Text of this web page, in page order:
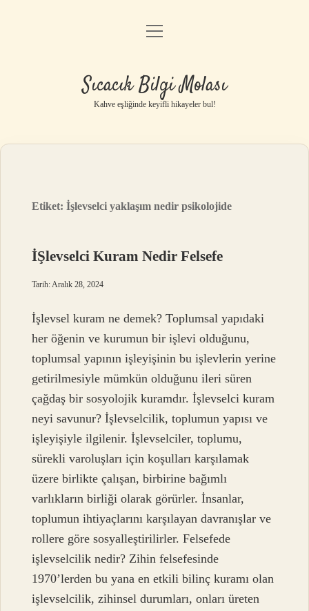
Anasayfa
Yasal Uyarı
menüyü
Sıcacık Bilgi Molası
Kahve eşliğinde keyifli hikayeler bul!
Etiket:İşlevselci yaklaşım nedir psikolojide
İŞlevselci Kuram Nedir Felsefe
Tarih: Aralık 28, 2024
İşlevsel kuram ne demek? Toplumsal yapıdaki
her öğenin ve kurumun bir işlevi olduğunu,
toplumsal yapının işleyişinin bu işlevlerin yerine
getirilmesiyle mümkün olduğunu ileri süren
çağdaş bir sosyolojik kuramdır. İşlevselci kuram
neyi savunur? İşlevselcilik, toplumun yapısı ve
işleyişiyle ilgilenir. İşlevselciler, toplumu,
sürekli varoluşları için koşulları karşılamak
üzere birlikte çalışan, birbirine bağımlı
varlıkların birliği olarak görürler. İnsanlar,
toplumun ihtiyaçlarını karşılayan davranışlar ve
rollere göre sosyalleştirilirler. Felsefede
işlevselcilik nedir? Zihin felsefesinde
1970’lerden bu yana en etkili bilinç kuramı olan
işlevselcilik, zihinsel durumları, onları üreten